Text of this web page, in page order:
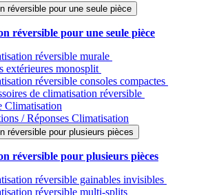
réversible pour une seule pièce
réversible pour une seule pièce
réversible murale
extérieures monosplit
réversible consoles compactes
de climatisation réversible
Climatisation
/ Réponses Climatisation
réversible pour plusieurs pièces
réversible pour plusieurs pièces
réversible gainables invisibles
réversible multi-splits